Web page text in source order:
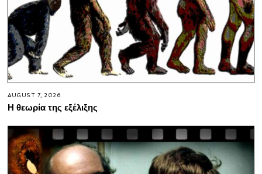
AUGUST 7, 2026
Η θεωρία της εξέλιξης